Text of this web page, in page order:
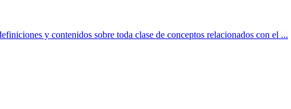
y contenidos sobre toda clase de conceptos relacionados con el ...